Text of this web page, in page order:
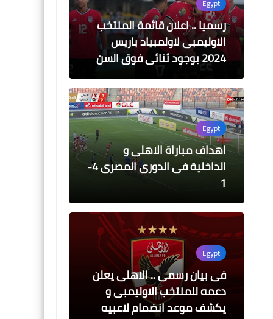
Egypt
رسميا .. اعلان قائمة المنتخب
الاوليمبى لاولمبياد باريس
2024 بوجود ثنائى فوق السن
Egypt
اهداف مباراة الاهلى و
الداخلية فى الدورى المصرى 4-
1
Egypt
فى بيان رسمى .. الاهلى يعلن
دعمه للمنتخب الاوليمبى و
يكشف موعد انضمام لاعبيه